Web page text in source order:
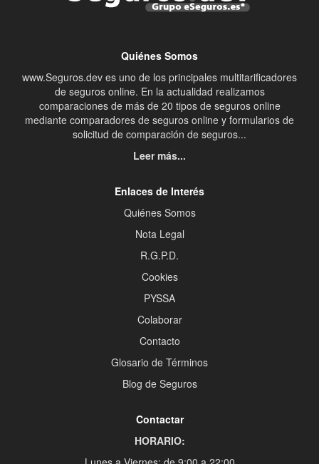
Quiénes Somos
www.Seguros.dev es uno de los principales multitarificadores
de seguros online. En la actualidad realizamos
comparaciones de más de 20 tipos de seguros online
mediante comparadores de seguros online y formularios de
solicitud de comparación de seguros...
Leer más...
Enlaces de Interés
Quiénes Somos
Nota Legal
R.G.P.D.
Cookies
PYSSA
Colaborar
Contacto
Glosario de Términos
Blog de Seguros
Contactar
HORARIO: